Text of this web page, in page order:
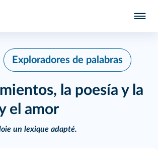
Exploradores de palabras
la poesía y la
el amor
un lexique adapté.